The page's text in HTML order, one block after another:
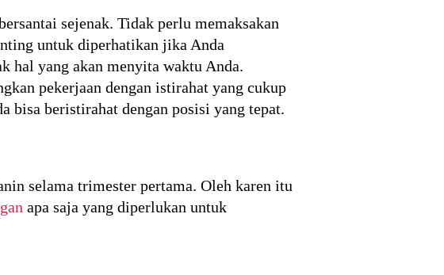
sejenak. Tidak perlu memaksakan
untuk diperhatikan jika Anda
hal yang akan menyita waktu Anda.
pekerjaan dengan istirahat yang cukup
bisa beristirahat dengan posisi yang tepat.
selama trimester pertama. Oleh karen itu
apa saja yang diperlukan untuk